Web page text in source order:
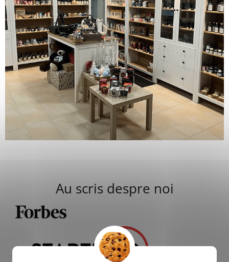
Au scris despre noi